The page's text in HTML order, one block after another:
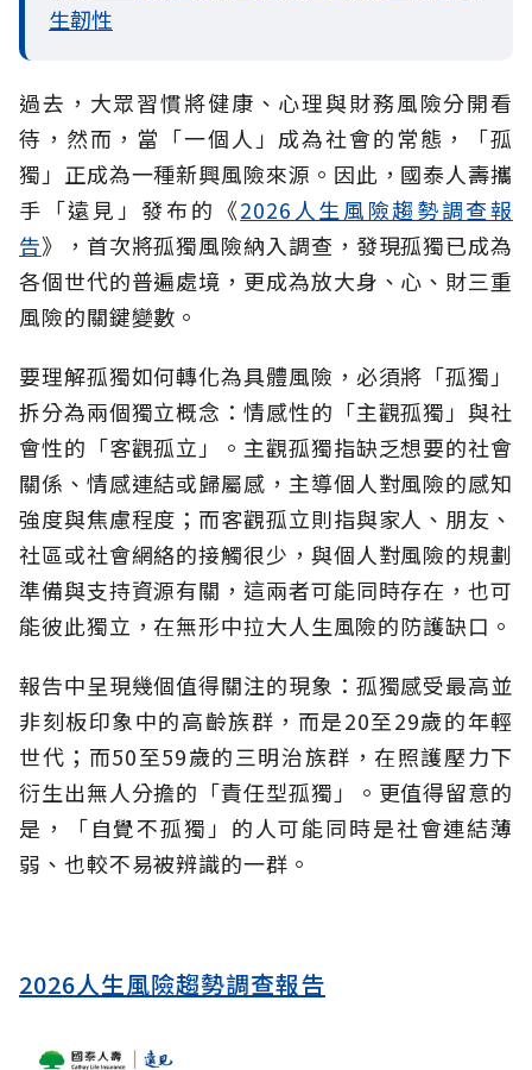
生韌性
過去，大眾習慣將健康、心理與財務風險分開看
待，然而，當「一個人」成為社會的常態，「孤
獨」正成為一種新興風險來源。因此，國泰人壽攜
手「遠見」發布的《2026人生風險趨勢調查報
告》，首次將孤獨風險納入調查，發現孤獨已成為
各個世代的普遍處境，更成為放大身、心、財三重
風險的關鍵變數。
要理解孤獨如何轉化為具體風險，必須將「孤獨」
拆分為兩個獨立概念：情感性的「主觀孤獨」與社
會性的「客觀孤立」。主觀孤獨指缺乏想要的社會
關係、情感連結或歸屬感，主導個人對風險的感知
強度與焦慮程度；而客觀孤立則指與家人、朋友、
社區或社會網絡的接觸很少，與個人對風險的規劃
準備與支持資源有關，這兩者可能同時存在，也可
能彼此獨立，在無形中拉大人生風險的防護缺口。
報告中呈現幾個值得關注的現象：孤獨感受最高並
非刻板印象中的高齡族群，而是20至29歲的年輕
世代；而50至59歲的三明治族群，在照護壓力下
衍生出無人分擔的「責任型孤獨」。更值得留意的
是，「自覺不孤獨」的人可能同時是社會連結薄
弱、也較不易被辨識的一群。
2026人生風險趨勢調查報告